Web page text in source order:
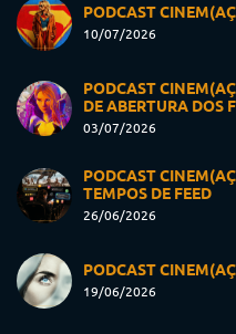
PODCAST
10/07/2026
PODCAST
DE ABERTURA DOS
03/07/2026
PODCAST
TEMPOS DE FEED
26/06/2026
PODCAST
19/06/2026